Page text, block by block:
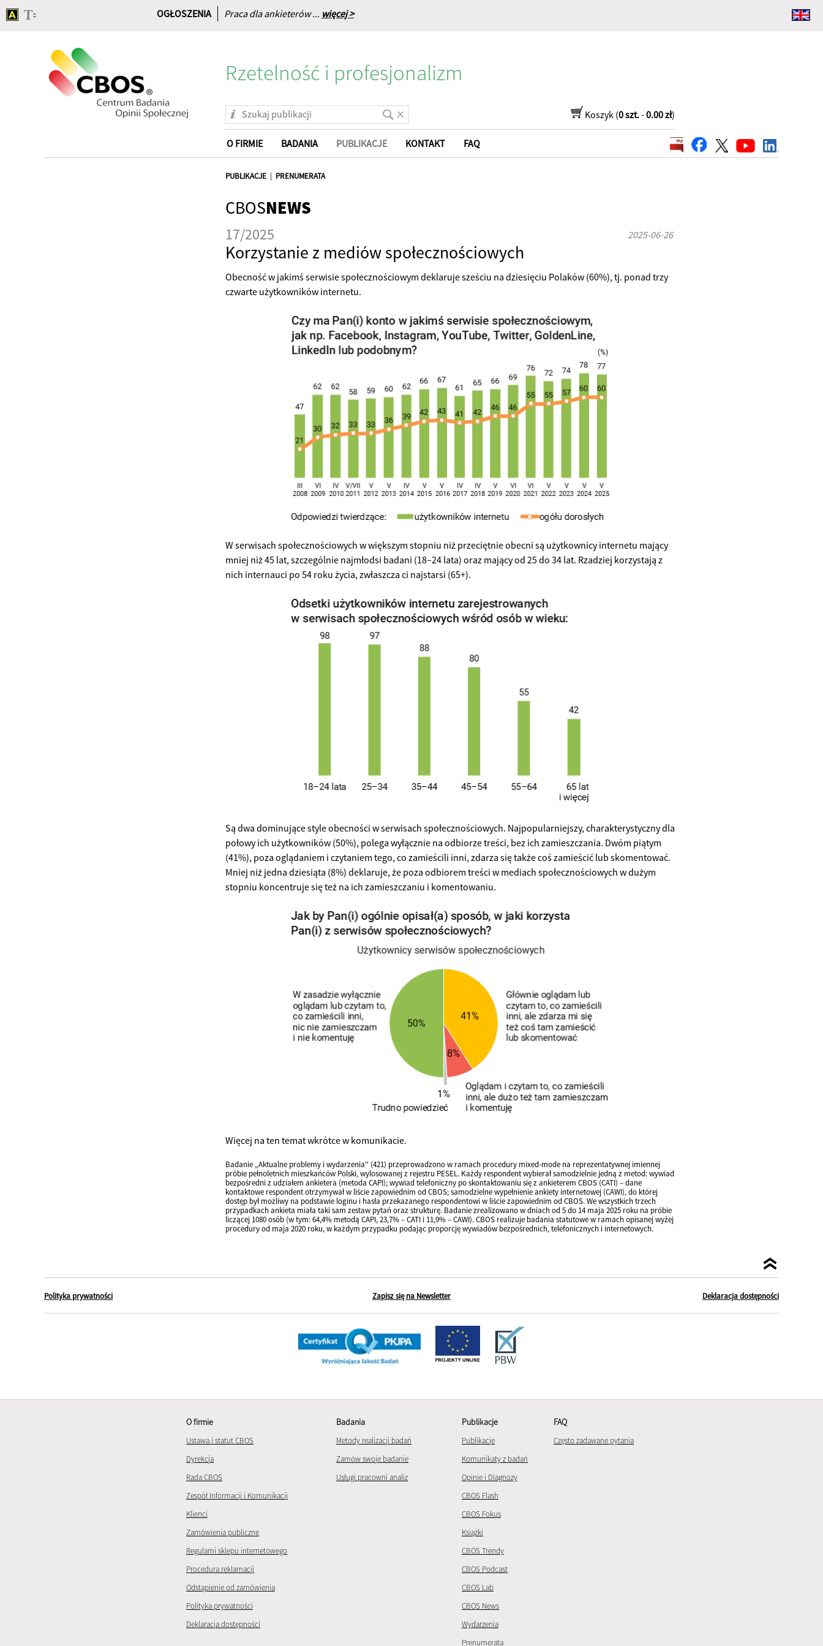
OGŁOSZENIA Praca dla ankieterów ... więcej >
główna
Rzetelność i profesjonalizm
Koszyk (0 szt.-0.00 zł)
O FIRMIE BADANIA PUBLIKACJE KONTAKT FAQ
PUBLIKACJE | PRENUMERATA
CBOSNEWS
17/2025 2025-06-26
Korzystanie z mediów społecznościowych
Obecność w jakimś serwisie społecznościowym deklaruje sześciu na dziesięciu Polaków (60%), tj. ponad trzy
czwarte użytkowników internetu.
W serwisach społecznościowych w większym stopniu niż przeciętnie obecni są użytkownicy internetu mający
mniej niż 45 lat, szczególnie najmłodsi badani (18–24 lata) oraz mający od 25 do 34 lat. Rzadziej korzystają z
nich internauci po 54 roku życia, zwłaszcza ci najstarsi (65+).
Są dwa dominujące style obecności w serwisach społecznościowych. Najpopularniejszy, charakterystyczny dla
połowy ich użytkowników (50%), polega wyłącznie na odbiorze treści, bez ich zamieszczania. Dwóm piątym
(41%), poza oglądaniem i czytaniem tego, co zamieścili inni, zdarza się także coś zamieścić lub skomentować.
Mniej niż jedna dziesiąta (8%) deklaruje, że poza odbiorem treści w mediach społecznościowych w dużym
stopniu koncentruje się też na ich zamieszczaniu i komentowaniu.
Więcej na ten temat wkrótce w komunikacie.
Badanie „Aktualne problemy i wydarzenia” (421) przeprowadzono w ramach procedury mixed-mode na reprezentatywnej imiennej
próbie pełnoletnich mieszkańców Polski, wylosowanej z rejestru PESEL. Każdy respondent wybierał samodzielnie jedną z metod: wywiad
bezpośredni z udziałem ankietera (metoda CAPI); wywiad telefoniczny po skontaktowaniu się z ankieterem CBOS (CATI) – dane
kontaktowe respondent otrzymywał w liście zapowiednim od CBOS; samodzielne wypełnienie ankiety internetowej (CAWI), do której
dostęp był możliwy na podstawie loginu i hasła przekazanego respondentowi w liście zapowiednim od CBOS. We wszystkich trzech
przypadkach ankieta miała taki sam zestaw pytań oraz strukturę. Badanie zrealizowano w dniach od 5 do 14 maja 2025 roku na próbie
liczącej 1080 osób (w tym: 64,4% metodą CAPI, 23,7% – CATI i 11,9% – CAWI). CBOS realizuje badania statutowe w ramach opisanej wyżej
procedury od maja 2020 roku, w każdym przypadku podając proporcję wywiadów bezpośrednich, telefonicznych i internetowych.
Polityka prywatności Zapisz się na Newsletter Deklaracja dostępności
O firmie
Ustawa i statut CBOS
Dyrekcja
Rada CBOS
Zespół Informacji i Komunikacji
Klienci
Zamówienia publiczne
Regulami sklepu internetowego
Procedura reklamacji
Odstąpienie od zamówienia
Polityka prywatności
Deklaracja dostępności
Badania
Metody realizacji badań
Zamów swoje badanie
Usługi pracowni analiz
Publikacje
Publikacje
Komunikaty z badań
Opinie i Diagnozy
CBOS Flash
CBOS Fokus
Książki
CBOS Trendy
CBOS Podcast
CBOS Lab
CBOS News
Wydarzenia
Prenumerata
FAQ
Często zadawane pytania